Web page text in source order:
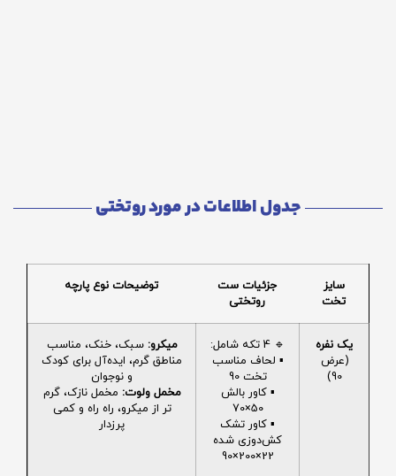
جدول اطلاعات در مورد روتختی
سایز
تخت
جزئیات ست
روتختی
توضیحات نوع پارچه
یک نفره
(عرض
90)
🔹 4 تکه شامل:
▪️ لحاف مناسب
تخت 90
▪️ کاور بالش
50×70
▪️ کاور تشک
کش‌دوزی شده
22×200×90
میکرو: سبک، خنک، مناسب
مناطق گرم، ایده‌آل برای کودک
و نوجوان
مخمل ولوت: مخمل نازک، گرم
تر از میکرو، راه راه و کمی
پرزدار